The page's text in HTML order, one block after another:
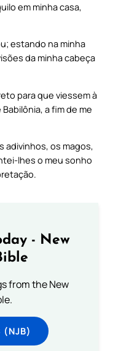
em minha casa,
estando na minha
da minha cabeça
para que viessem à
a fim de me
adivinhos, os magos,
lhes o meu sonho
- New
from the New
(NJB)